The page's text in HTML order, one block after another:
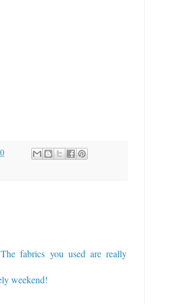
fabrics you used are really
weekend!